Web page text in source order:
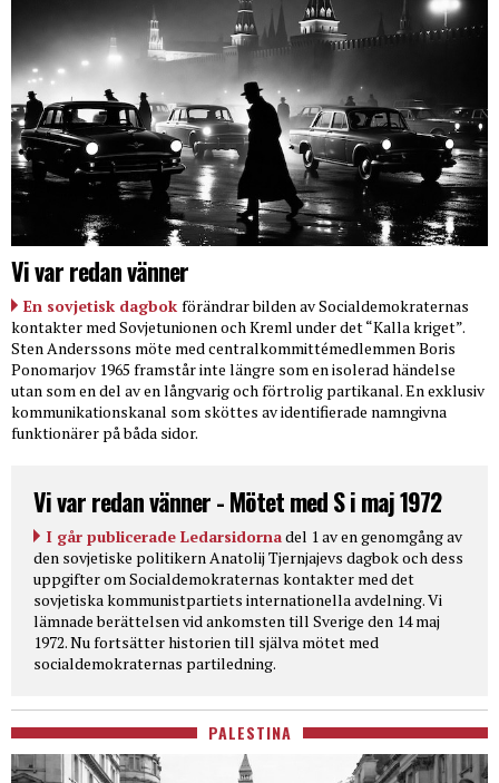
Vi var redan vänner
En sovjetisk dagbok förändrar bilden av Socialdemokraternas
kontakter med Sovjetunionen och Kreml under det “Kalla kriget”.
Sten Anderssons möte med centralkommittémedlemmen Boris
Ponomarjov 1965 framstår inte längre som en isolerad händelse
utan som en del av en långvarig och förtrolig partikanal. En exklusiv
kommunikationskanal som sköttes av identifierade namngivna
funktionärer på båda sidor.
Vi var redan vänner - Mötet med S i maj 1972
I går publicerade Ledarsidornadel 1 av en genomgång av
den sovjetiske politikern Anatolij Tjernjajevs dagbok och dess
uppgifter om Socialdemokraternas kontakter med det
sovjetiska kommunistpartiets internationella avdelning. Vi
lämnade berättelsen vid ankomsten till Sverige den 14 maj
1972. Nu fortsätter historien till själva mötet med
socialdemokraternas partiledning.
PALESTINA